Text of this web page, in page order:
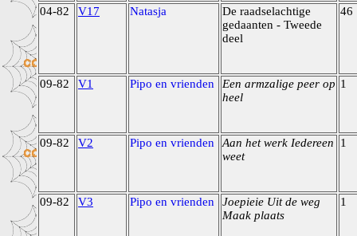
04-82 V17 Natasja
De raadselachtige
gedaanten - Tweede
deel
46
09-82 V1 Pipo en vrienden
Een armzalige peer op
heel
1
09-82 V2 Pipo en vrienden
Aan het werk Iedereen
weet
1
09-82 V3 Pipo en vrienden
Joepieie Uit de weg
Maak plaats
1